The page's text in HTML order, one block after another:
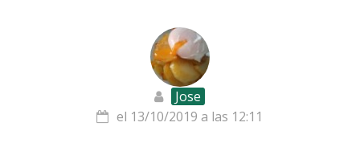
Jose
el 13/10/2019 a las 12:11